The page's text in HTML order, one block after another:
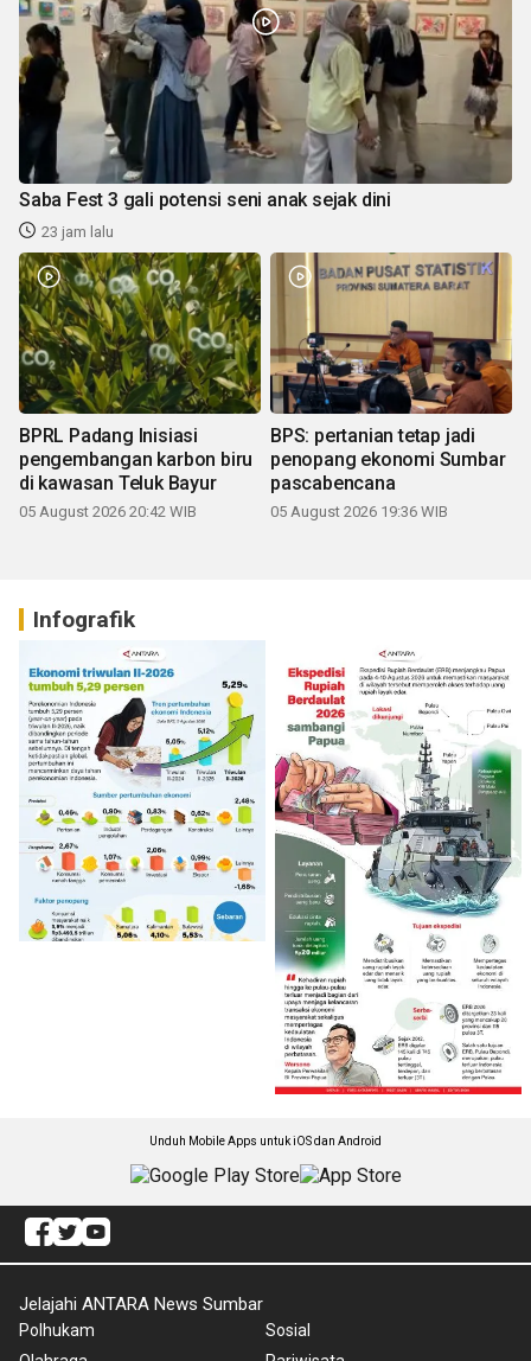
Saba Fest 3 gali potensi seni anak sejak dini
23 jam lalu
BPRL Padang Inisiasi
pengembangan karbon biru
di kawasan Teluk Bayur
05 August 2026 20:42 WIB
BPS: pertanian tetap jadi
penopang ekonomi Sumbar
pascabencana
05 August 2026 19:36 WIB
Infografik
Unduh Mobile Apps untuk iOS dan Android
Jelajahi ANTARA News Sumbar
Polhukam
Sosial